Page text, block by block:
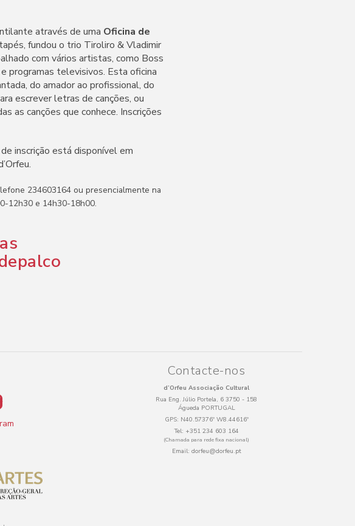
através de uma Oficina de
fundou o trio Tiroliro & Vladimir
com vários artistas, como Boss
programas televisivos. Esta oficina
do amador ao profissional, do
escrever letras de canções, ou
as canções que conhece. Inscrições
inscrição está disponível em
234603164 ou presencialmente na
12h30 e 14h30-18h00.
Contacte-nos
d’Orfeu Associação Cultural
Rua Eng. Júlio Portela, 6 3750 - 158
Águeda PORTUGAL
GPS: N40.57376º W8.44616º
Tel: +351 234 603 164
(Chamada para rede fixa nacional)
Email: dorfeu@dorfeu.pt